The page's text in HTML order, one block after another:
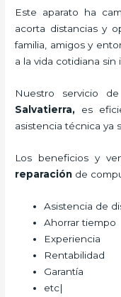
Este aparato ha
acorta distancias y
familia, amigos y
a la vida cotidiana
Nuestro servicio de
Salvatierra, es
asistencia técnica ya
Los beneficios y
reparación de
Asistencia de
Ahorrar tiempo
Experiencia
Rentabilidad
Garantía
etc|